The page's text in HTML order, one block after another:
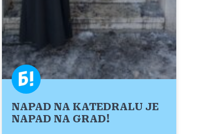
NAPAD NA KATEDRALU JE
NAPAD NA GRAD!